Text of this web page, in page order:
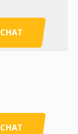
CHAT
CHAT